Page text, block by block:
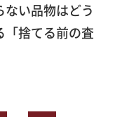
い品物はどう
「捨てる前の査